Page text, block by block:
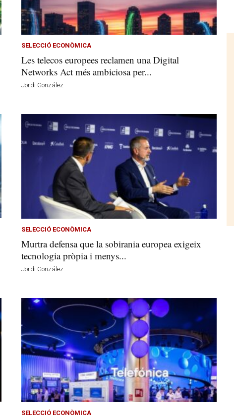
SELECCIÓ ECONÒMICA
Les telecos europees reclamen una Digital
Networks Act més ambiciosa per...
Jordi González
SELECCIÓ ECONÒMICA
Murtra defensa que la sobirania europea exigeix
tecnologia pròpia i menys...
Jordi González
SELECCIÓ ECONÒMICA